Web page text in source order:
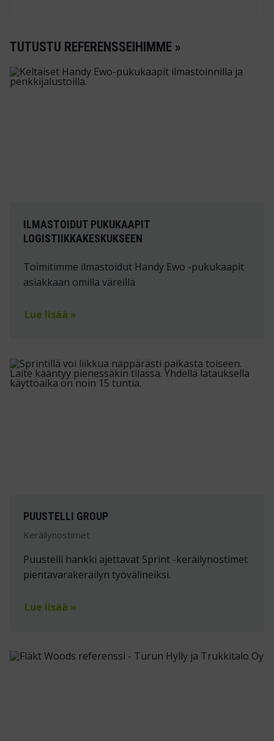
TUTUSTU REFERENSSEIHIMME »
ILMASTOIDUT PUKUKAAPIT
LOGISTIIKKAKESKUKSEEN
Toimitimme ilmastoidut Handy Ewo -pukukaapit
asiakkaan omilla väreillä
Lue lisää »
PUUSTELLI GROUP
Keräilynostimet
Puustelli hankki ajettavat Sprint -keräilynostimet
pientavarakeräilyn työvälineiksi.
Lue lisää »